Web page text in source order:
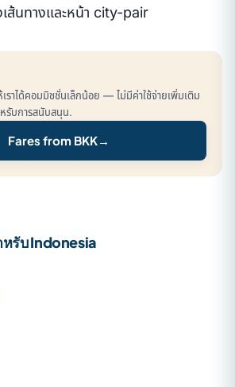
เส้นทางและหน้า city-pair
เราได้คอมมิชชั่นเล็กน้อย — ไม่มีค่าใช้จ่ายเพิ่มเติม
บการสนับสนุน.
Fares from BKK→
รับ Indonesia